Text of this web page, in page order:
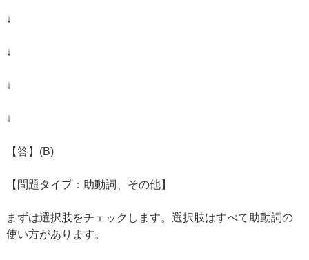
↓
↓
↓
↓
【答】(B)
【問題タイプ：助動詞、その他】
まずは選択肢をチェックします。選択肢はすべて助動詞の
使い方があります。